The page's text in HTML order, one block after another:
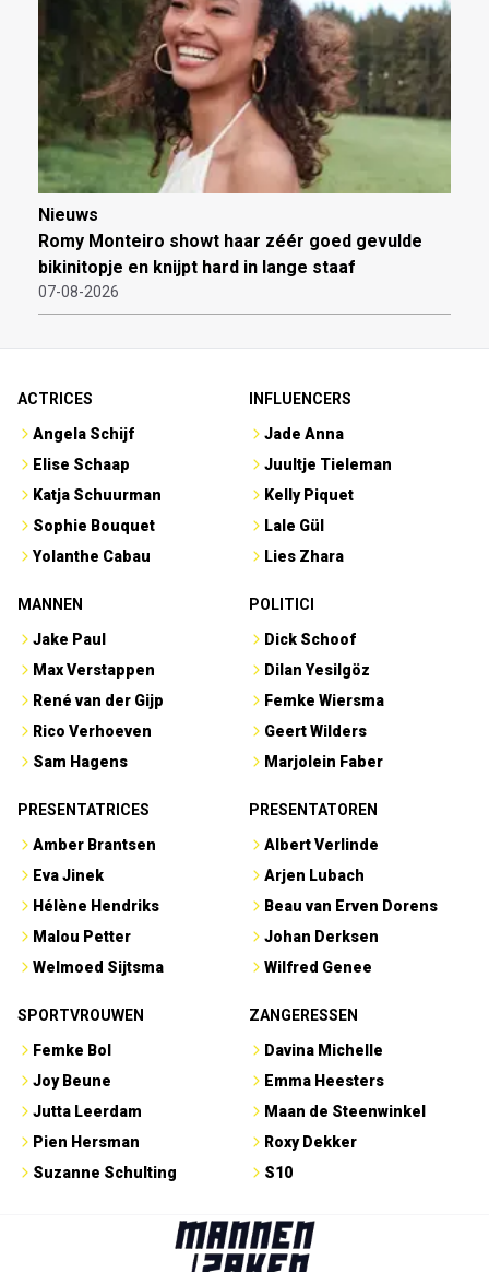
Nieuws
Romy Monteiro showt haar zéér goed gevulde
bikinitopje en knijpt hard in lange staaf
07-08-2026
ACTRICES
Angela Schijf
Elise Schaap
Katja Schuurman
Sophie Bouquet
Yolanthe Cabau
INFLUENCERS
Jade Anna
Juultje Tieleman
Kelly Piquet
Lale Gül
Lies Zhara
MANNEN
Jake Paul
Max Verstappen
René van der Gijp
Rico Verhoeven
Sam Hagens
POLITICI
Dick Schoof
Dilan Yesilgöz
Femke Wiersma
Geert Wilders
Marjolein Faber
PRESENTATRICES
Amber Brantsen
Eva Jinek
Hélène Hendriks
Malou Petter
Welmoed Sijtsma
PRESENTATOREN
Albert Verlinde
Arjen Lubach
Beau van Erven Dorens
Johan Derksen
Wilfred Genee
SPORTVROUWEN
Femke Bol
Joy Beune
Jutta Leerdam
Pien Hersman
Suzanne Schulting
ZANGERESSEN
Davina Michelle
Emma Heesters
Maan de Steenwinkel
Roxy Dekker
S10